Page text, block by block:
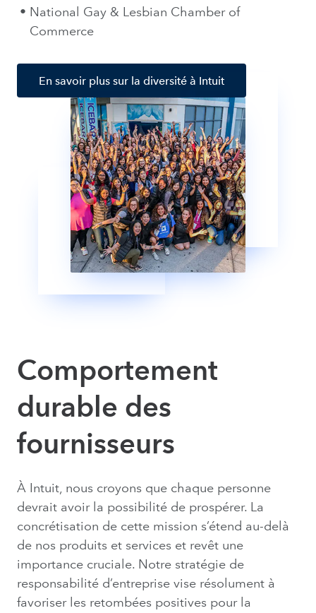
National Gay & Lesbian Chamber of
Commerce
En savoir plus sur la diversité à Intuit
Comportement
durable des
fournisseurs
À Intuit, nous croyons que chaque personne
devrait avoir la possibilité de prospérer. La
concrétisation de cette mission s’étend au-delà
de nos produits et services et revêt une
importance cruciale. Notre stratégie de
responsabilité d’entreprise vise résolument à
favoriser les retombées positives pour la